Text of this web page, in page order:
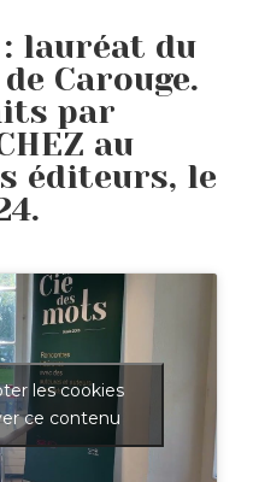
: lauréat du
Carouge.
par
au
éditeurs, le
les cookies
ce contenu